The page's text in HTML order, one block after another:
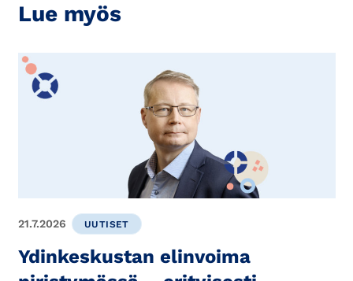
Lue myös
21.7.2026 UUTISET
Ydinkeskustan elinvoima